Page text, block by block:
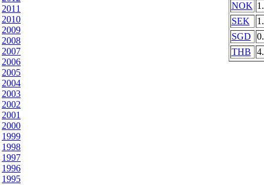
2011
2010
2009
2008
2007
2006
2005
2004
2003
2002
2001
2000
1999
1998
1997
1996
1995
NOK
SEK
SGD
THB